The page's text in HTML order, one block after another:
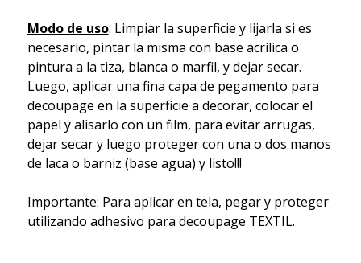
Modo de uso: Limpiar la superficie y lijarla si es
necesario, pintar la misma con base acrílica o
pintura a la tiza, blanca o marfil, y dejar secar.
Luego, aplicar una fina capa de pegamento para
decoupage en la superficie a decorar, colocar el
papel y alisarlo con un film, para evitar arrugas,
dejar secar y luego proteger con una o dos manos
de laca o barniz (base agua) y listo!!!
Importante: Para aplicar en tela, pegar y proteger
utilizando adhesivo para decoupage TEXTIL.